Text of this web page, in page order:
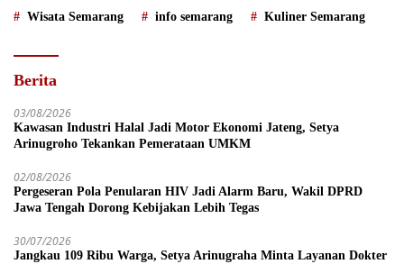
Wisata Semarang info semarang Kuliner Semarang
Berita
03/08/2026
Kawasan Industri Halal Jadi Motor Ekonomi Jateng, Setya
Arinugroho Tekankan Pemerataan UMKM
02/08/2026
Pergeseran Pola Penularan HIV Jadi Alarm Baru, Wakil DPRD
Jawa Tengah Dorong Kebijakan Lebih Tegas
30/07/2026
Jangkau 109 Ribu Warga, Setya Arinugraha Minta Layanan Dokter